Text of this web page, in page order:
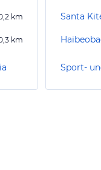
km
km
Santa